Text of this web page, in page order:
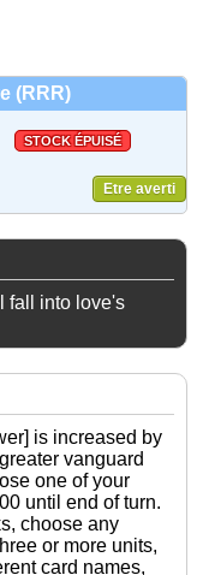
(RRR)
STOCK ÉPUISÉ
Etre averti
fall into love's
is increased by
vanguard
one of your
until end of turn.
choose any
or more units,
card names,